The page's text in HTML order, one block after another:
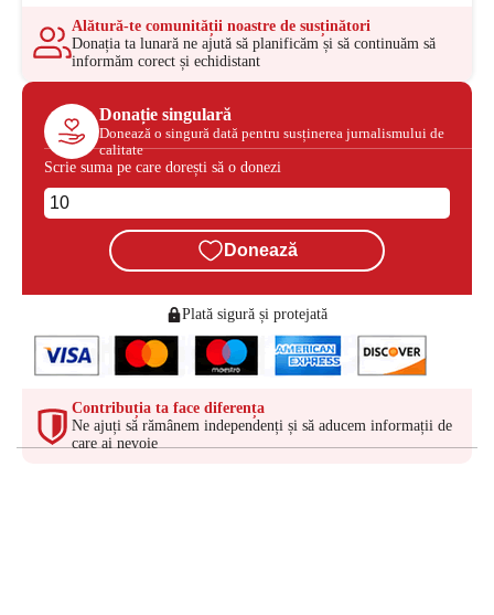
Alătură-te comunității noastre de susținători
Donația ta lunară ne ajută să planificăm și să continuăm să
informăm corect și echidistant
Donație singulară
Donează o singură dată pentru susținerea jurnalismului de
calitate
Scrie suma pe care dorești să o donezi
Donează
Plată sigură și protejată
Contribuția ta face diferența
Ne ajuți să rămânem independenți și să aducem informații de
care ai nevoie